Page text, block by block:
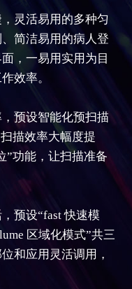
灵活易用的多种匀
简洁易用的病人登
，一易用实用为目
效率。
预设智能化预扫描
描效率大幅度提
”功能，让扫描准备
预设“fast 快速模
区域化模式”共三
和应用灵活调用，